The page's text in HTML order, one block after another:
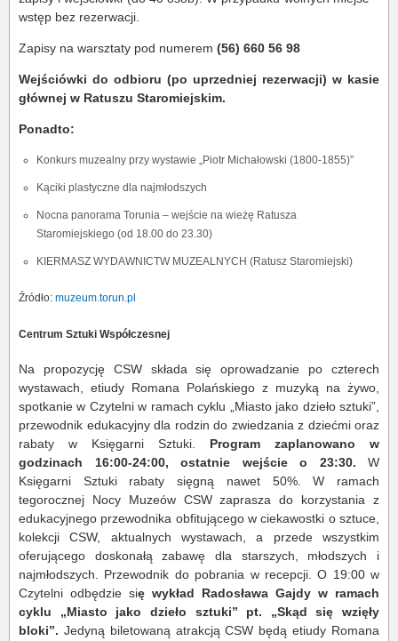
wstęp bez rezerwacji.
Zapisy na warsztaty pod numerem (56) 660 56 98
Wejściówki do odbioru (po uprzedniej rezerwacji) w kasie
głównej w Ratuszu Staromiejskim.
Ponadto:
Konkurs muzealny przy wystawie „Piotr Michałowski (1800-1855)”
Kąciki plastyczne dla najmłodszych
Nocna panorama Torunia – wejście na wieżę Ratusza
Staromiejskiego (od 18.00 do 23.30)
KIERMASZ WYDAWNICTW MUZEALNYCH (Ratusz Staromiejski)
Źródło: muzeum.torun.pl
Centrum Sztuki Współczesnej
Na propozycję CSW składa się oprowadzanie po czterech
wystawach, etiudy Romana Polańskiego z muzyką na żywo,
spotkanie w Czytelni w ramach cyklu „Miasto jako dzieło sztuki”,
przewodnik edukacyjny dla rodzin do zwiedzania z dziećmi oraz
rabaty w Księgarni Sztuki. Program zaplanowano w
godzinach 16:00-24:00, ostatnie wejście o 23:30. W
Księgarni Sztuki rabaty sięgną nawet 50%. W ramach
tegorocznej Nocy Muzeów CSW zaprasza do korzystania z
edukacyjnego przewodnika obfitującego w ciekawostki o sztuce,
kolekcji CSW, aktualnych wystawach, a przede wszystkim
oferującego doskonałą zabawę dla starszych, młodszych i
najmłodszych. Przewodnik do pobrania w recepcji. O 19:00 w
Czytelni odbędzie się wykład Radosława Gajdy w ramach
cyklu „Miasto jako dzieło sztuki” pt. „Skąd się wzięły
bloki”. Jedyną biletowaną atrakcją CSW będą etiudy Romana